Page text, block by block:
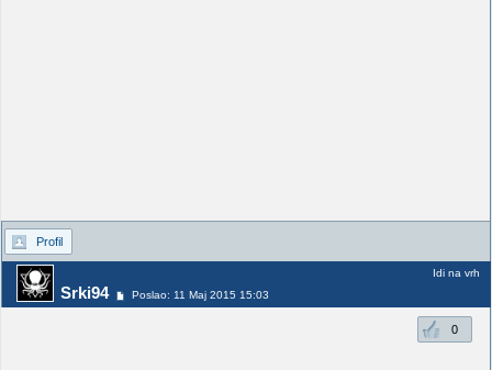
Profil
Srki94 Poslao: 11 Maj 2015 15:03
Idi na vrh
0